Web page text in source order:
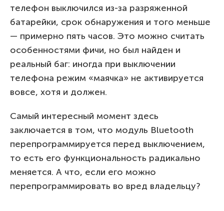
телефон выключился из-за разряженной
батарейки, срок обнаружения и того меньше
— примерно пять часов. Это можно считать
особенностями фичи, но был найден и
реальный баг: иногда при выключении
телефона режим «маячка» не активируется
вовсе, хотя и должен.
Самый интересный момент здесь
заключается в том, что модуль Bluetooth
перепрограммируется перед выключением,
то есть его функциональность радикально
меняется. А что, если его можно
перепрограммировать во вред владельцу?